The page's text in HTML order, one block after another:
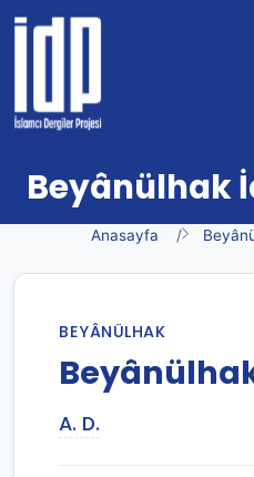
Beyânülhak
Anasayfa
BEYÂNÜLHAK
A. D.